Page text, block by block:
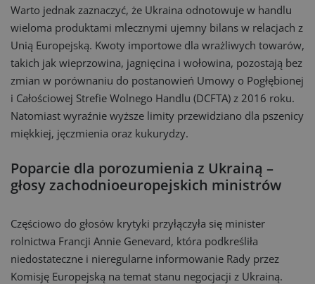
Warto jednak zaznaczyć, że Ukraina odnotowuje w handlu
wieloma produktami mlecznymi ujemny bilans w relacjach z
Unią Europejską. Kwoty importowe dla wrażliwych towarów,
takich jak wieprzowina, jagnięcina i wołowina, pozostają bez
zmian w porównaniu do postanowień Umowy o Pogłębionej
i Całościowej Strefie Wolnego Handlu (DCFTA) z 2016 roku.
Natomiast wyraźnie wyższe limity przewidziano dla pszenicy
miękkiej, jęczmienia oraz kukurydzy.
Poparcie dla porozumienia z Ukrainą –
głosy zachodnioeuropejskich ministrów
Częściowo do głosów krytyki przyłączyła się minister
rolnictwa Francji Annie Genevard, która podkreśliła
niedostateczne i nieregularne informowanie Rady przez
Komisję Europejską na temat stanu negocjacji z Ukrainą.